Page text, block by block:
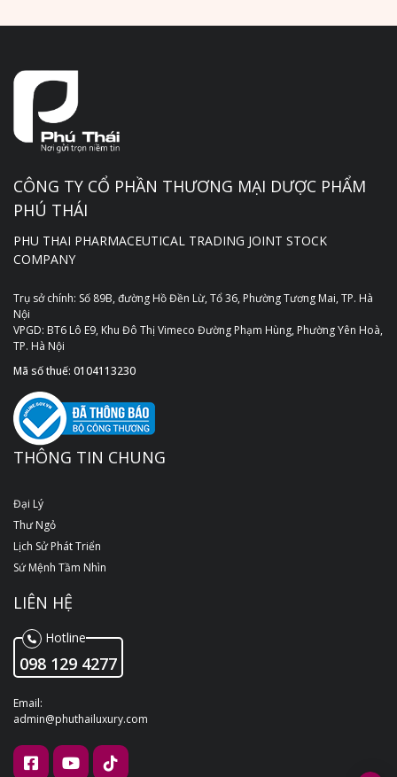
CÔNG TY CỔ PHẦN THƯƠNG MẠI DƯỢC PHẨM
PHÚ THÁI
PHU THAI PHARMACEUTICAL TRADING JOINT STOCK
COMPANY
Trụ sở chính: Số 89B, đường Hồ Đền Lừ, Tổ 36, Phường Tương Mai, TP. Hà
Nội
VPGD: BT6 Lô E9, Khu Đô Thị Vimeco Đường Phạm Hùng, Phường Yên Hoà,
TP. Hà Nội
Mã số thuế: 0104113230
THÔNG TIN CHUNG
Đại Lý
Thư Ngỏ
Lịch Sử Phát Triển
Sứ Mệnh Tầm Nhìn
LIÊN HỆ
Hotline
098 129 4277
Email:
admin@phuthailuxury.com